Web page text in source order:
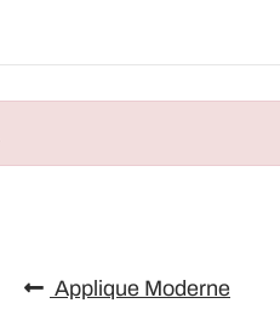
Applique Moderne